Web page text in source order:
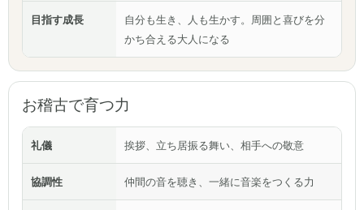
目指す成長
自分も生き、人も生かす。周囲と喜びを分
かち合える大人になる
お稽古で育つ力
礼儀 挨拶、立ち居振る舞い、相手への敬意
協調性 仲間の音を聴き、一緒に音楽をつくる力